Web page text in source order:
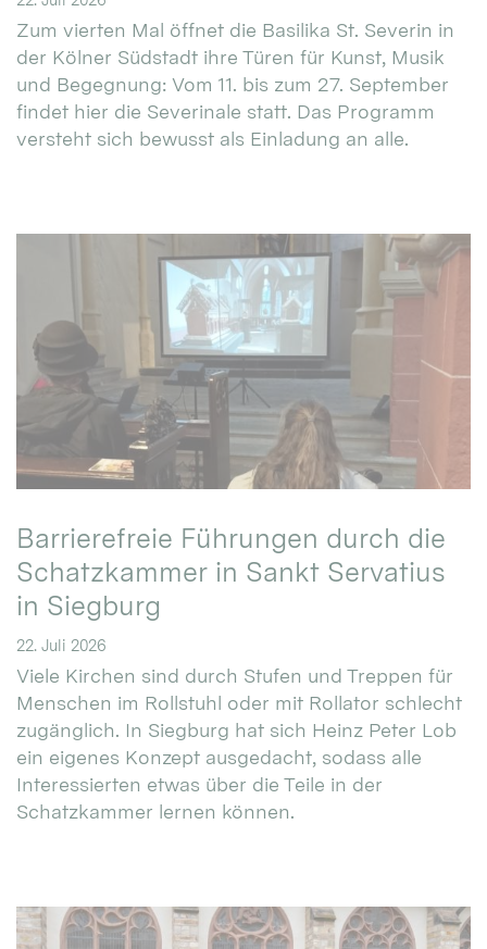
Zum vierten Mal öffnet die Basilika St. Severin in
der Kölner Südstadt ihre Türen für Kunst, Musik
und Begegnung: Vom 11. bis zum 27. September
findet hier die Severinale statt. Das Programm
versteht sich bewusst als Einladung an alle.
Barrierefreie Führungen durch die
Schatzkammer in Sankt Servatius
in Siegburg
22. Juli 2026
Viele Kirchen sind durch Stufen und Treppen für
Menschen im Rollstuhl oder mit Rollator schlecht
zugänglich. In Siegburg hat sich Heinz Peter Lob
ein eigenes Konzept ausgedacht, sodass alle
Interessierten etwas über die Teile in der
Schatzkammer lernen können.